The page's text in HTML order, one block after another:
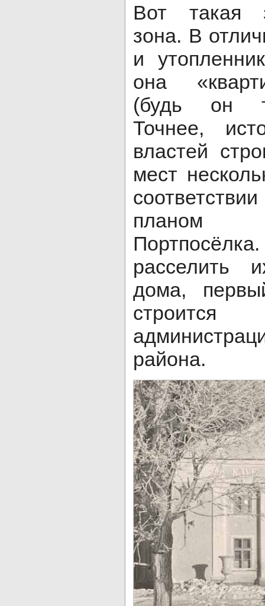
Вот такая
зона. В
и
она
(будь он
Точнее,
властей
мест
планом
расселить
дома,
района.